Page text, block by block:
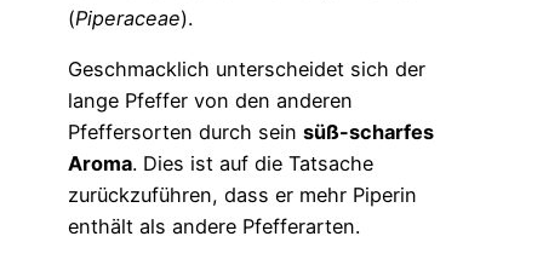
(Piperaceae).
Geschmacklich unterscheidet sich der
lange Pfeffer von den anderen
Pfeffersorten durch sein süß-scharfes
Aroma. Dies ist auf die Tatsache
zurückzuführen, dass er mehr Piperin
enthält als andere Pfefferarten.